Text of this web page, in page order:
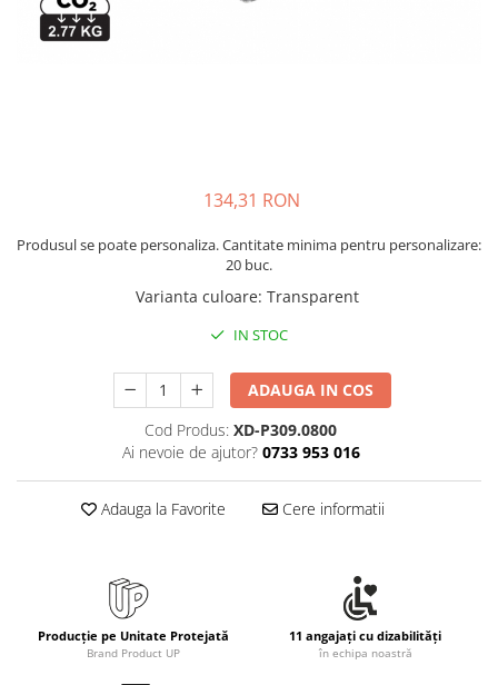
Pixuri metalice
Pixuri cu gel
Textmarkere
Carioci si creioane colorate
Ascutitori, radiere, agrafe
Foarfece pentru birou
Curatenie si igiena
Articole pentru baie
Maturi, mopuri si galeti
Hartie igienica, prosoape hartie si
dispensere
134,31 RON
Produsul se poate personaliza. Cantitate minima pentru personalizare:
20 buc.
Varianta culoare: Transparent
IN STOC
ADAUGA IN COS
Cod Produs: XD-P309.0800
Ai nevoie de ajutor? 0733 953 016
Adauga la Favorite Cere informatii
Producție pe Unitate Protejată
Brand Product UP
11 angajați cu dizabilități
în echipa noastră